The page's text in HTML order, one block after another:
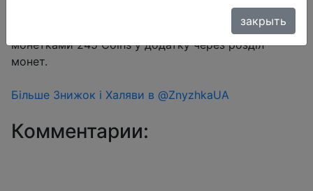
Купон продавця $1 на сторінці товару + знижка
монетками 245 Coins у додатку через розділ
монет.
Більше Знижок і Халяви в @ZnyzhkaUA
Комментарии:
закрыть